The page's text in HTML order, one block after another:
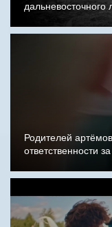
дальневосточного
Родителей
ответственности